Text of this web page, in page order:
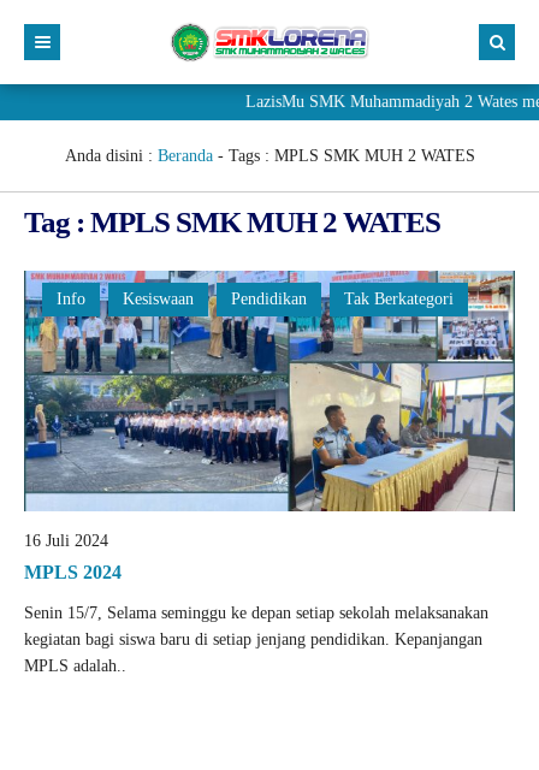
LazisMu SMK Muhammadiyah 2 Wates
Anda disini : Beranda- Tags : MPLS SMK MUH 2 WATES
Tag : MPLS SMK MUH 2 WATES
Info Kesiswaan Pendidikan Tak Berkategori
16 Juli 2024
MPLS 2024
Senin 15/7, Selama seminggu ke depan setiap sekolah melaksanakan
kegiatan bagi siswa baru di setiap jenjang pendidikan. Kepanjangan
MPLS adalah..